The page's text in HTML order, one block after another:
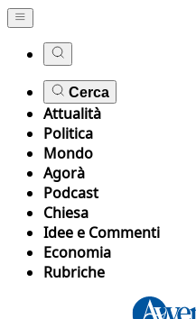
Cerca
Attualità
Politica
Mondo
Agorà
Podcast
Chiesa
Idee e Commenti
Economia
Rubriche